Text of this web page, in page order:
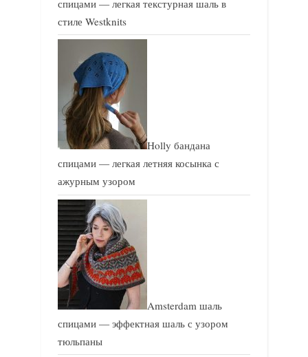
спицами — легкая текстурная шаль в
стиле Westknits
Holly бандана
спицами — легкая летняя косынка с
ажурным узором
Amsterdam шаль
спицами — эффектная шаль с узором
тюльпаны